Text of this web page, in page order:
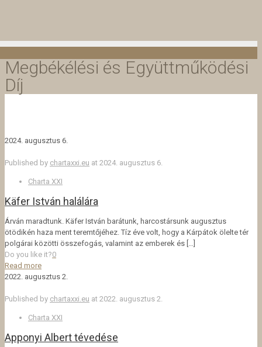
Megbékélési és Együttműködési
Díj
2024. augusztus 6.
Published by chartaxxi.eu at 2024. augusztus 6.
Charta XXI
Käfer István halálára
Árván maradtunk. Käfer István barátunk, harcostársunk augusztus
ötödikén haza ment teremtőjéhez. Tíz éve volt, hogy a Kárpátok ölelte tér
polgárai közötti összefogás, valamint az emberek és […]
Do you like it?0
Read more
2022. augusztus 2.
Published by chartaxxi.eu at 2022. augusztus 2.
Charta XXI
Apponyi Albert tévedése